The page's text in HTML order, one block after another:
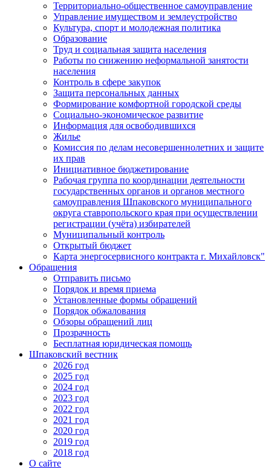
Территориально-общественное самоуправление
Управление имуществом и землеустройство
Культура, спорт и молодежная политика
Образование
Труд и социальная защита населения
Работы по снижению неформальной занятости
населения
Контроль в сфере закупок
Защита персональных данных
Формирование комфортной городской среды
Социально-экономическое развитие
Информация для освободившихся
Жилье
Комиссия по делам несовершеннолетних и защите
их прав
Инициативное бюджетирование
Рабочая группа по координации деятельности
государственных органов и органов местного
самоуправления Шпаковского муниципального
округа ставропольского края при осуществлении
регистрации (учёта) избирателей
Муниципальный контроль
Открытый бюджет
Карта энергосервисного контракта г. Михайловск"
Обращения
Отправить письмо
Порядок и время приема
Установленные формы обращений
Порядок обжалования
Обзоры обращений лиц
Прозрачность
Бесплатная юридическая помощь
Шпаковский вестник
2026 год
2025 год
2024 год
2023 год
2022 год
2021 год
2020 год
2019 год
2018 год
О сайте